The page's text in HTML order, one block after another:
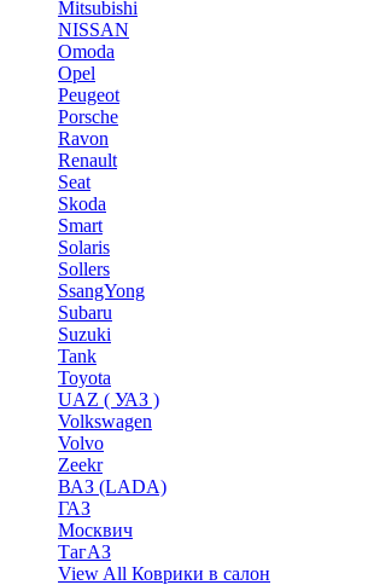
Mitsubishi
NISSAN
Omoda
Opel
Peugeot
Porsche
Ravon
Renault
Seat
Skoda
Smart
Solaris
Sollers
SsangYong
Subaru
Suzuki
Tank
Toyota
UAZ ( УАЗ )
Volkswagen
Volvo
Zeekr
ВАЗ (LADA)
ГАЗ
Москвич
ТагАЗ
View All Коврики в салон